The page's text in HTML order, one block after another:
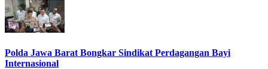
Polda Jawa Barat Bongkar Sindikat Perdagangan Bayi
Internasional